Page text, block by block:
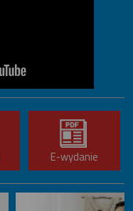
E-wydanie